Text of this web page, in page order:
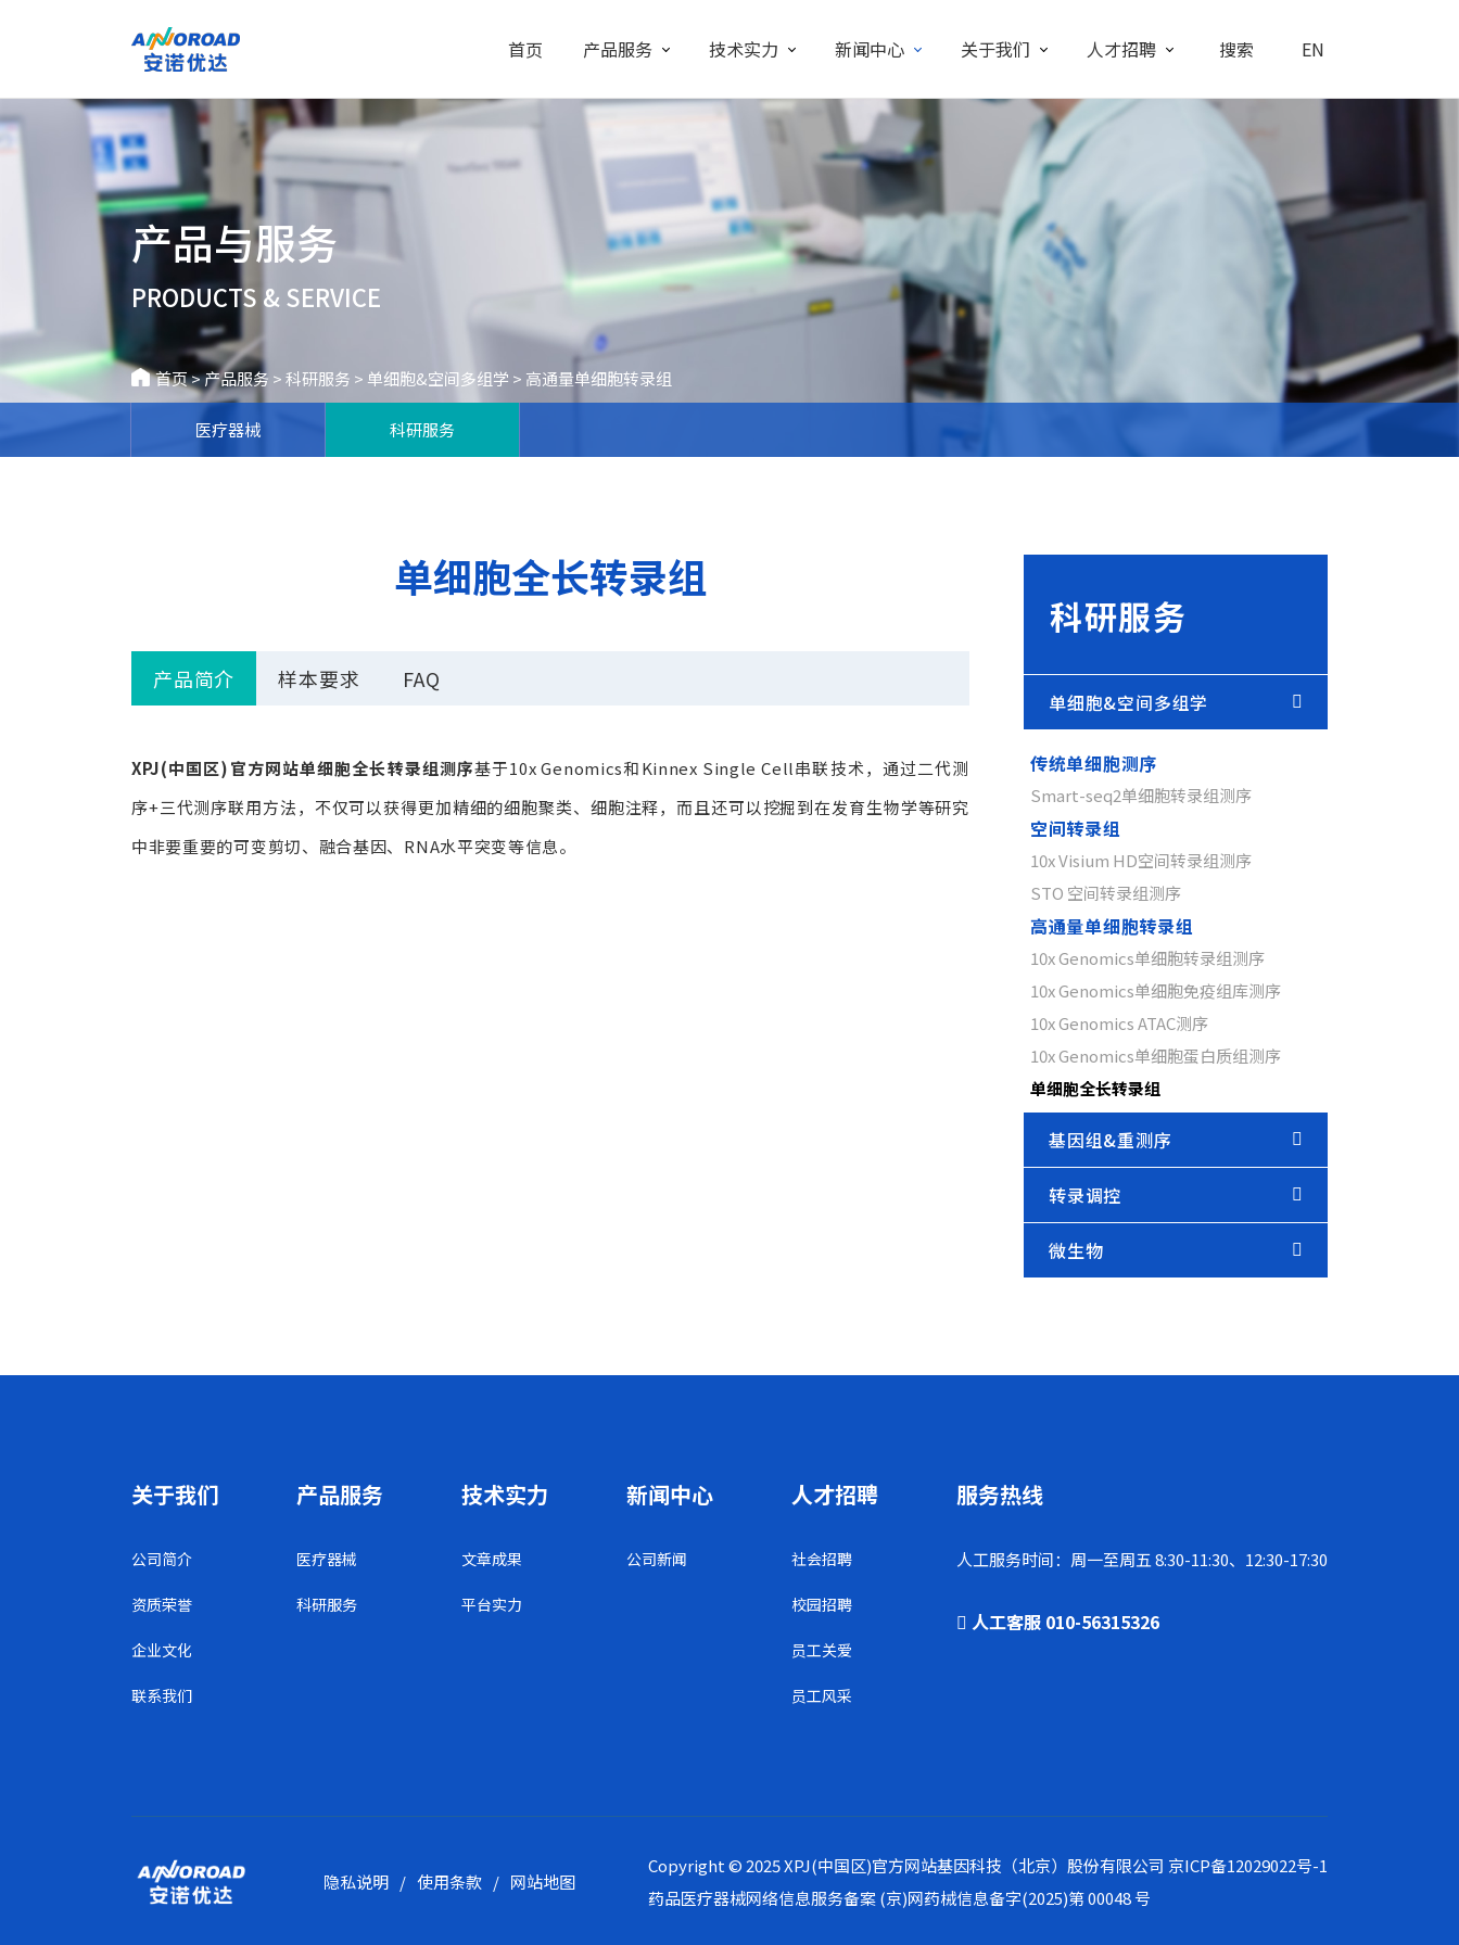
首页 产品服务 技术实力 新闻中心 关于我们 人才招聘 搜索 EN
产品与服务
PRODUCTS & SERVICE
首页>产品服务 >科研服务 > 单细胞&空间多组学 > 高通量单细胞转录组
医疗器械 科研服务
单细胞全长转录组
产品简介 样本要求 FAQ
XPJ(中国区)官方网站单细胞全长转录组测序基于10x Genomics和Kinnex Single Cell串联技术，通过二代测
序+三代测序联用方法，不仅可以获得更加精细的细胞聚类、细胞注释，而且还可以挖掘到在发育生物学等研究
中非要重要的可变剪切、融合基因、RNA水平突变等信息。
科研服务
单细胞&空间多组学
传统单细胞测序
Smart-seq2单细胞转录组测序
空间转录组
10x Visium HD空间转录组测序
STO 空间转录组测序
高通量单细胞转录组
10x Genomics单细胞转录组测序
10x Genomics单细胞免疫组库测序
10x Genomics ATAC测序
10x Genomics单细胞蛋白质组测序
单细胞全长转录组
基因组&重测序
转录调控
微生物
关于我们
公司简介
资质荣誉
企业文化
联系我们
产品服务
医疗器械
科研服务
技术实力
文章成果
平台实力
新闻中心
公司新闻
人才招聘
社会招聘
校园招聘
员工关爱
员工风采
服务热线
人工服务时间：周一至周五 8:30-11:30、12:30-17:30
人工客服 010-56315326
隐私说明 / 使用条款 / 网站地图
Copyright © 2025 XPJ(中国区)官方网站基因科技（北京）股份有限公司 京ICP备12029022号-1
药品医疗器械网络信息服务备案(京)网药械信息备字(2025)第 00048 号